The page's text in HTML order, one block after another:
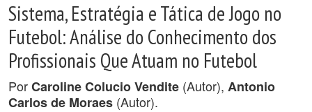
Sistema, Estratégia e Tática de Jogo no
Futebol: Análise do Conhecimento dos
Profissionais Que Atuam no Futebol
PorCaroline Colucio Vendite (Autor), Antonio
Carlos de Moraes (Autor).